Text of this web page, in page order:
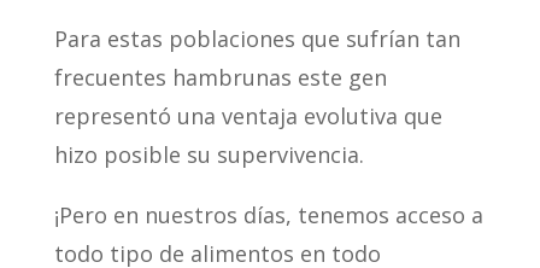
Para estas poblaciones que sufrían tan
frecuentes hambrunas este gen
representó una ventaja evolutiva que
hizo posible su supervivencia.
¡Pero en nuestros días, tenemos acceso a
todo tipo de alimentos en todo